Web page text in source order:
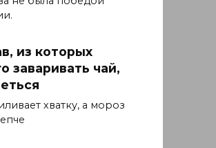
из которых
заваривать чай,
хватку, а мороз